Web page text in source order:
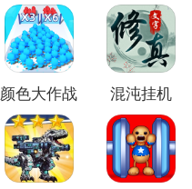
颜色大作战 混沌挂机